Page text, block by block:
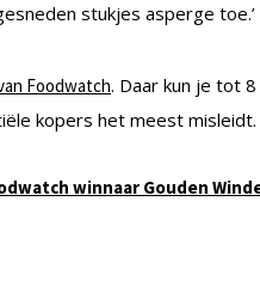
stukjes asperge toe.’
Foodwatch. Daar kun je tot
kopers het meest misleidt.
winnaar Gouden